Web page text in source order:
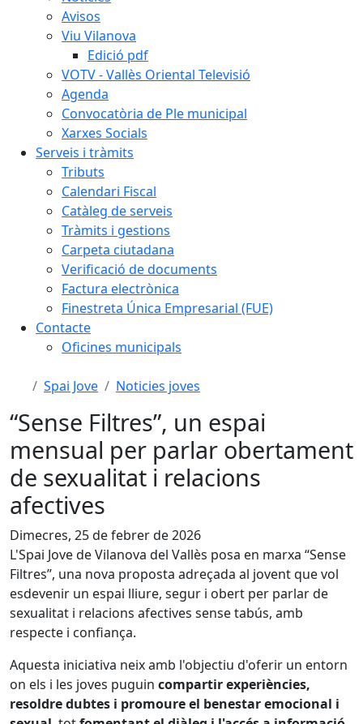
Avisos
Viu Vilanova
Edició pdf
VOTV - Vallès Oriental Televisió
Agenda
Convocatòria de Ple municipal
Xarxes Socials
Serveis i tràmits
Tributs
Calendari Fiscal
Catàleg de serveis
Tràmits i gestions
Carpeta ciutadana
Verificació de documents
Factura electrònica
Finestreta Única Empresarial (FUE)
Contacte
Oficines municipals
Spai Jove Noticies joves
“Sense Filtres”, un espai
mensual per parlar obertament
de sexualitat i relacions
afectives
Dimecres, 25 de febrer de 2026
L'Spai Jove de Vilanova del Vallès posa en marxa “Sense
Filtres”, una nova proposta adreçada al jovent que vol
esdevenir un espai lliure, segur i obert per parlar de
sexualitat i relacions afectives sense tabús, amb
respecte i confiança.
Aquesta iniciativa neix amb l'objectiu d'oferir un entorn
on els i les joves puguin compartir experiències,
resoldre dubtes i promoure el benestar emocional i